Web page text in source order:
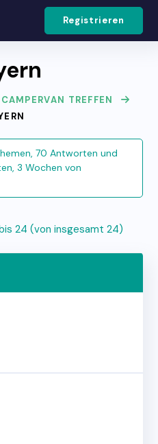
Registrieren
CAMPERVAN TREFFEN
70 Antworten und
3 Wochen von
24 (von insgesamt 24)